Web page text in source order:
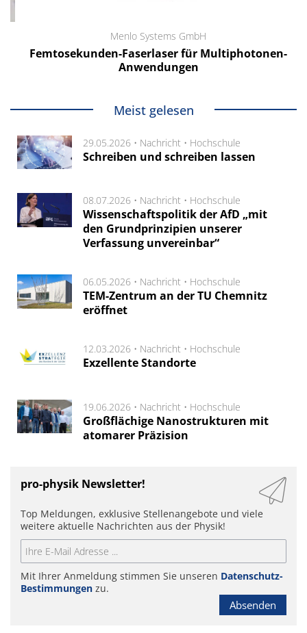
Menlo Systems GmbH
Femtosekunden-Faserlaser für Multiphotonen-
Anwendungen
Meist gelesen
29.05.2026 • Nachricht • Hochschule
Schreiben und schreiben lassen
08.07.2026 • Nachricht • Hochschule
Wissenschaftspolitik der AfD „mit
den Grundprinzipien unserer
Verfassung unvereinbar“
06.05.2026 • Nachricht • Hochschule
TEM-Zentrum an der TU Chemnitz
eröffnet
12.03.2026 • Nachricht • Hochschule
Exzellente Standorte
19.06.2026 • Nachricht • Hochschule
Großflächige Nanostrukturen mit
atomarer Präzision
pro-physik Newsletter!
Top Meldungen, exklusive Stellenangebote und viele
weitere aktuelle Nachrichten aus der Physik!
Mit Ihrer Anmeldung stimmen Sie unseren Datenschutz-
Bestimmungen zu.
Absenden